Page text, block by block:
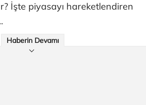
İşte piyasayı hareketlendiren
Haberin Devamı